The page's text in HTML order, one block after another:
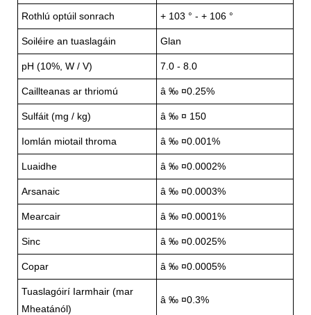
Rothlú optúil sonrach + 103 ° - + 106 °
Soiléire an tuaslagáin Glan
pH (10%, W / V) 7.0 - 8.0
Caillteanas ar thriomú â ‰ ¤0.25%
Sulfáit (mg / kg) â ‰ ¤ 150
Iomlán miotail throma â ‰ ¤0.001%
Luaidhe â ‰ ¤0.0002%
Arsanaic â ‰ ¤0.0003%
Mearcair â ‰ ¤0.0001%
Sinc â ‰ ¤0.0025%
Copar â ‰ ¤0.0005%
Tuaslagóirí Iarmhair (mar
Mheatánól)
â ‰ ¤0.3%